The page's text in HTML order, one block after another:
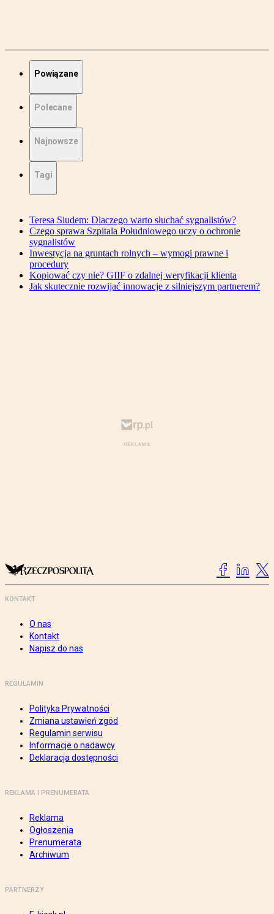
Powiązane
Polecane
Najnowsze
Tagi
Teresa Siudem: Dlaczego warto słuchać sygnalistów?
Czego sprawa Szpitala Południowego uczy o ochronie
sygnalistów
Inwestycja na gruntach rolnych – wymogi prawne i
procedury
Kopiować czy nie? GIIF o zdalnej weryfikacji klienta
Jak skutecznie rozwijać innowacje z silniejszym partnerem?
KONTAKT
O nas
Kontakt
Napisz do nas
REGULAMIN
Polityka Prywatności
Zmiana ustawień zgód
Regulamin serwisu
Informacje o nadawcy
Deklaracja dostępności
REKLAMA I PRENUMERATA
Reklama
Ogłoszenia
Prenumerata
Archiwum
PARTNERZY